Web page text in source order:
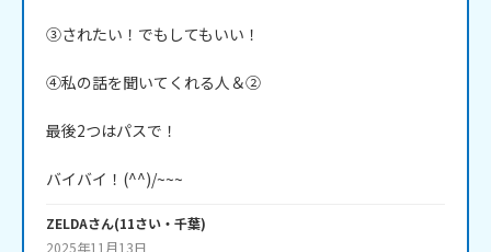
③されたい！でもしてもいい！
④私の話を聞いてくれる人＆②
最後2つはパスで！
バイバイ！(^^)/~~~
ZELDAさん(11さい・ 千葉)
2025年11月13日